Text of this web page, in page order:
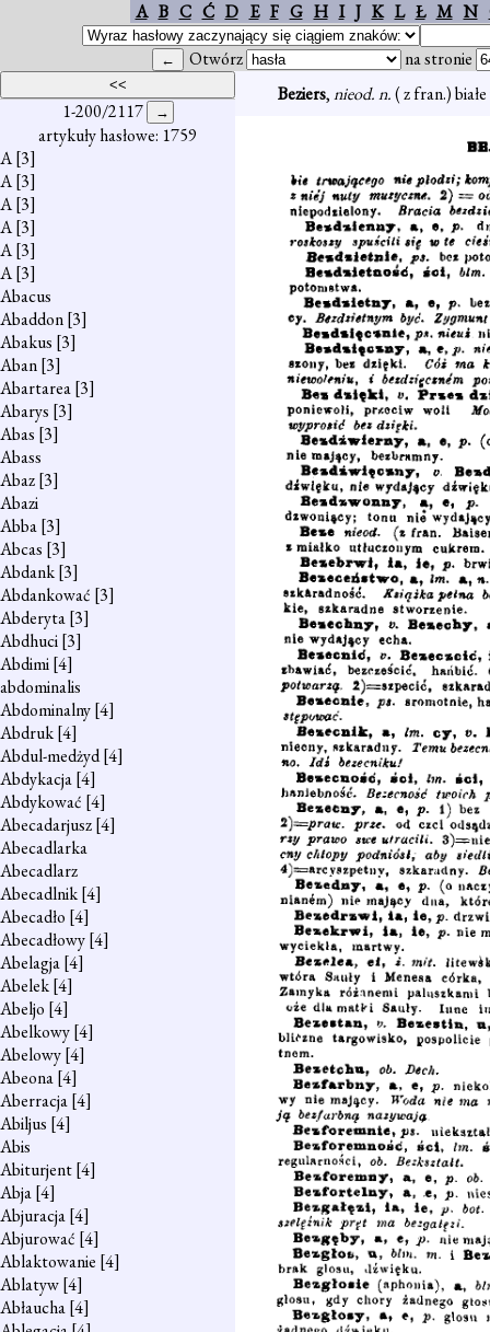
A B C Ć D E F G H I J K L Ł M N
Otwórz na stronie
1-200/2117
artykuły hasłowe: 1759
A[3]
A[3]
A[3]
A[3]
A[3]
A[3]
Abacus
Abaddon[3]
Abakus [3]
Aban[3]
Abartarea[3]
Abarys [3]
Abas [3]
Abass
Abaz[3]
Abazi
Abba[3]
Abcas [3]
Abdank[3]
Abdankować [3]
Abderyta[3]
Abdhuci[3]
Abdimi[4]
abdominalis
Abdominalny[4]
Abdruk[4]
Abdul-medżyd[4]
Abdykacja[4]
Abdykować [4]
Abecadarjusz[4]
Abecadlarka
Abecadlarz
Abecadlnik[4]
Abecadło [4]
Abecadłowy[4]
Abelagja[4]
Abelek[4]
Abeljo [4]
Abelkowy[4]
Abelowy[4]
Abeona[4]
Aberracja[4]
Abiljus [4]
Abis
Abiturjent[4]
Abja[4]
Abjuracja[4]
Abjurować [4]
Ablaktowanie [4]
Ablatyw[4]
Abłaucha[4]
Beziers,nieod. n.( z fran.)